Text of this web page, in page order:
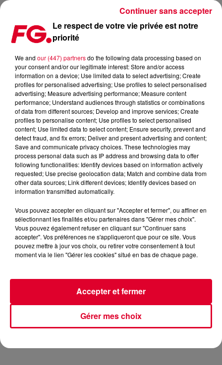
MAINSTAGE : BLASTERJAXX
Le respect de votre vie privée est notre
priorité
We and our (447) partnersdo the following data processing based on
your consent and/or our legitimate interest: Store and/or access
information on a device; Use limited data to select advertising; Create
profiles for personalised advertising; Use profiles to select personalised
advertising; Measure advertising performance; Measure content
performance; Understand audiences through statistics or combinations
of data from different sources; Develop and improve services; Create
profiles to personalise content; Use profiles to select personalised
content; Use limited data to select content; Ensure security, prevent and
detect fraud, and fix errors; Deliver and present advertising and content;
Save and communicate privacy choices. These technologies may
process personal data such as IP address and browsing data to offer
following functionalities: Identify devices based on information actively
requested; Use precise geolocation data; Match and combine data from
other data sources; Link different devices; Identify devices based on
information transmitted automatically.
Vous pouvez accepter en cliquant sur "Accepter et fermer", ou affiner en
sélectionnant les finalités et/ou partenaires dans "Gérer mes choix".
Vous pouvez également refuser en cliquant sur "Continuer sans
accepter". Vos préférences ne s'appliqueront que pour ce site. Vous
pouvez mettre à jour vos choix, ou retirer votre consentement à tout
moment via le lien "Gérer les cookies" situé en bas de chaque page.
Gérer mes choix
Accepter et fermer
Continuer sans accepter